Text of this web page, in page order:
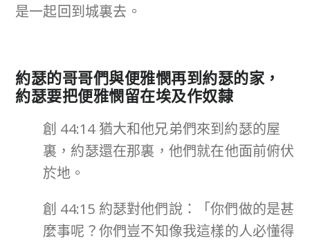
是一起回到城裏去。
約瑟的哥哥們與便雅憫再到約瑟的家，
約瑟要把便雅憫留在埃及作奴隸
創 44:14 猶大和他兄弟們來到約瑟的屋
裏，約瑟還在那裏，他們就在他面前俯伏
於地。
創 44:15 約瑟對他們說：「你們做的是甚
麼事呢？你們豈不知像我這樣的人必懂得